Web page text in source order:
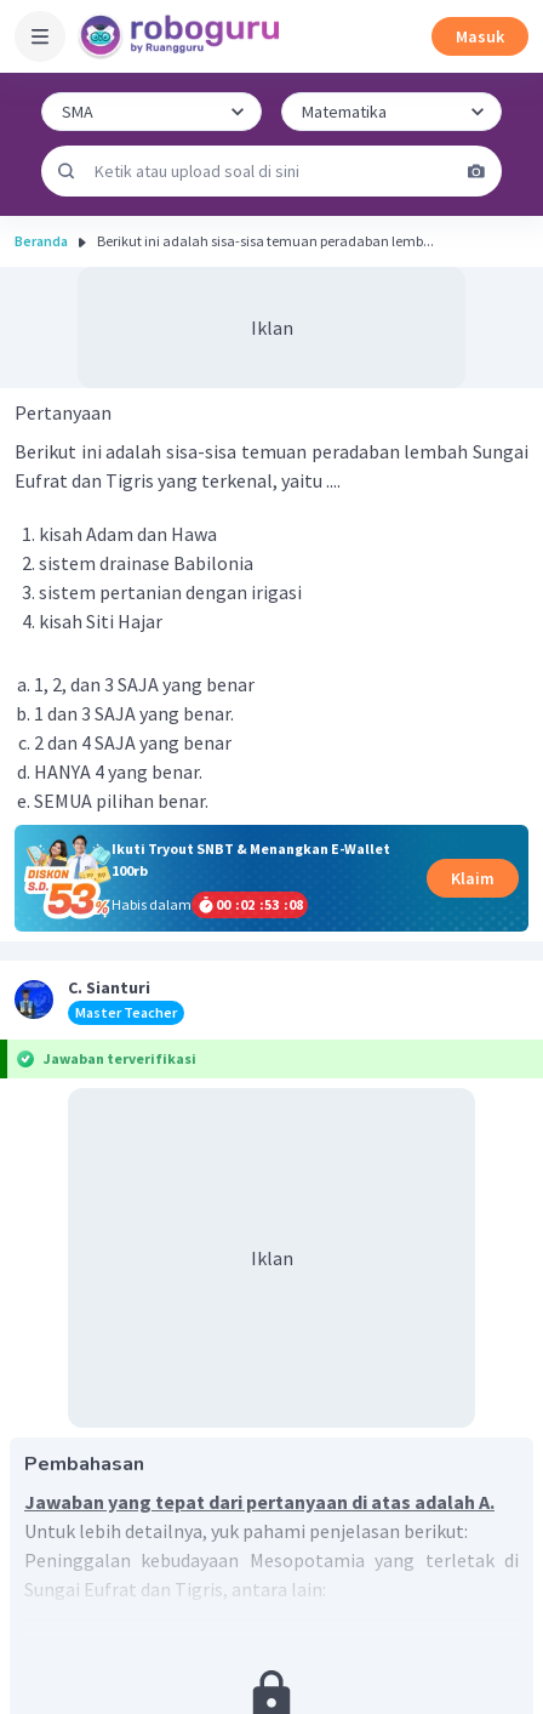
Masuk
Beranda Berikut ini adalah sisa-sisa temuan peradaban lemb...
Iklan
Pertanyaan
Berikut ini adalah sisa-sisa temuan peradaban lembah Sungai
Eufrat dan Tigris yang terkenal, yaitu ....
kisah Adam dan Hawa
sistem drainase Babilonia
sistem pertanian dengan irigasi
kisah Siti Hajar
1, 2, dan 3 SAJA yang benar
1 dan 3 SAJA yang benar.
2 dan 4 SAJA yang benar
HANYA 4 yang benar.
SEMUA pilihan benar.
Ikuti Tryout SNBT & Menangkan E-Wallet
100rb
Habis dalam
00 :02 :53 :08
Klaim
C. Sianturi
Master Teacher
Jawaban terverifikasi
Iklan
Pembahasan
Jawaban yang tepat dari pertanyaan di atas adalah A.
Untuk lebih detailnya, yuk pahami penjelasan berikut:
Peninggalan kebudayaan Mesopotamia yang terletak di
Sungai Eufrat dan Tigris, antara lain:
taman gantung Babilonia;